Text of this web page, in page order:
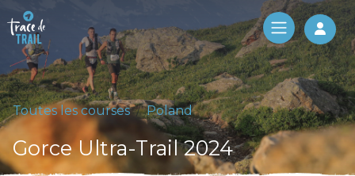
Log
Toutes les courses Poland
Gorce Ultra-Trail 2024